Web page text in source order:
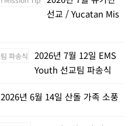
선교 / Yucatan Mis
2026년 7월 12일 EMS
Youth 선교팀 파송식
2026년 6월 14일 산돌 가족 소풍